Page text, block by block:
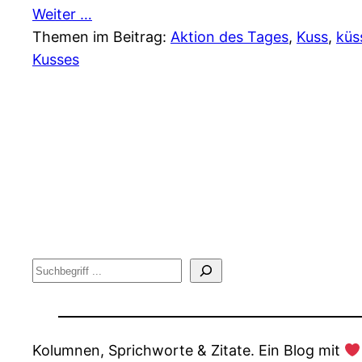
Weiter …
Themen im Beitrag: Aktion des Tages, Kuss,
Kusses
Suche
Kolumnen, Sprichworte & Zitate. Ein Blog mit